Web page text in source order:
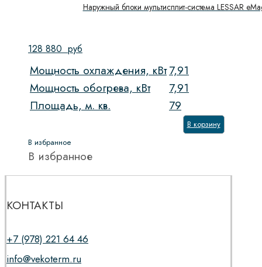
Наружный блоки мультисплит-система LESSAR
128 880 руб
Мощность охлаждения, кВт7,91
Мощность обогрева, кВт
7,91
Площадь, м. кв.
79
В корзину
В избранное
В избранное
КОНТАКТЫ
+7 (978) 221 64 46
info@vekoterm.ru